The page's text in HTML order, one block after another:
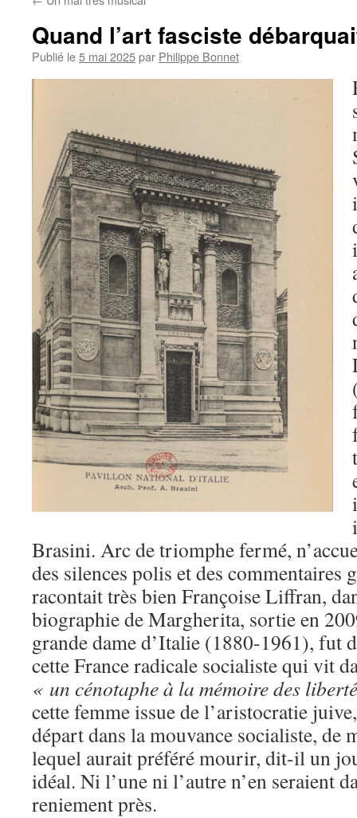
Quand l’art fasciste
Publié le5 mai 2025par Philippe Bonnet
Brasini. Arc de triomphe fermé,
des silences polis et des commentaires
racontait très bien Françoise Liffran,
biographie de Margherita, sortie en
grande dame d’Italie (1880-1961), fut
cette France radicale socialiste qui vit
« un cénotaphe à la mémoire des
cette femme issue de l’aristocratie
départ dans la mouvance socialiste, de
lequel aurait préféré mourir, dit-il un
idéal. Ni l’une ni l’autre n’en seraient
reniement près.